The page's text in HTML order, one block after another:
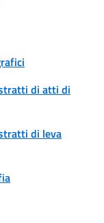
di atti di
di leva